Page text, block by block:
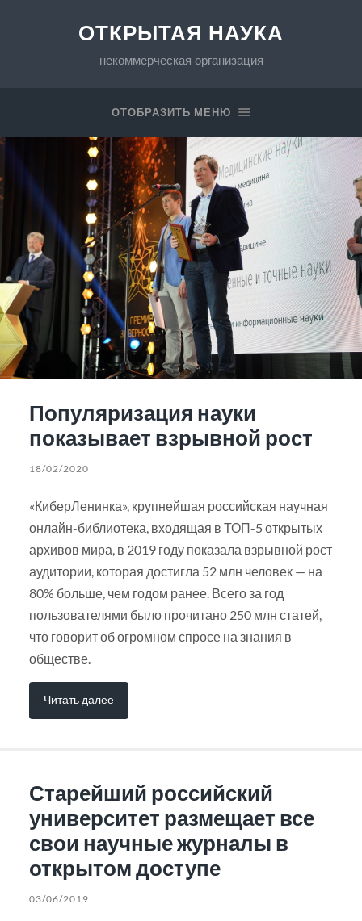
ОТКРЫТАЯ НАУКА
некоммерческая организация
ОТОБРАЗИТЬ МЕНЮ
Популяризация науки
показывает взрывной рост
18/02/2020
«КиберЛенинка», крупнейшая российская научная
онлайн-библиотека, входящая в ТОП-5 открытых
архивов мира, в 2019 году показала взрывной рост
аудитории, которая достигла 52 млн человек — на
80% больше, чем годом ранее. Всего за год
пользователями было прочитано 250 млн статей,
что говорит об огромном спросе на знания в
обществе.
Читать далее
Старейший российский
университет размещает все
свои научные журналы в
открытом доступе
03/06/2019